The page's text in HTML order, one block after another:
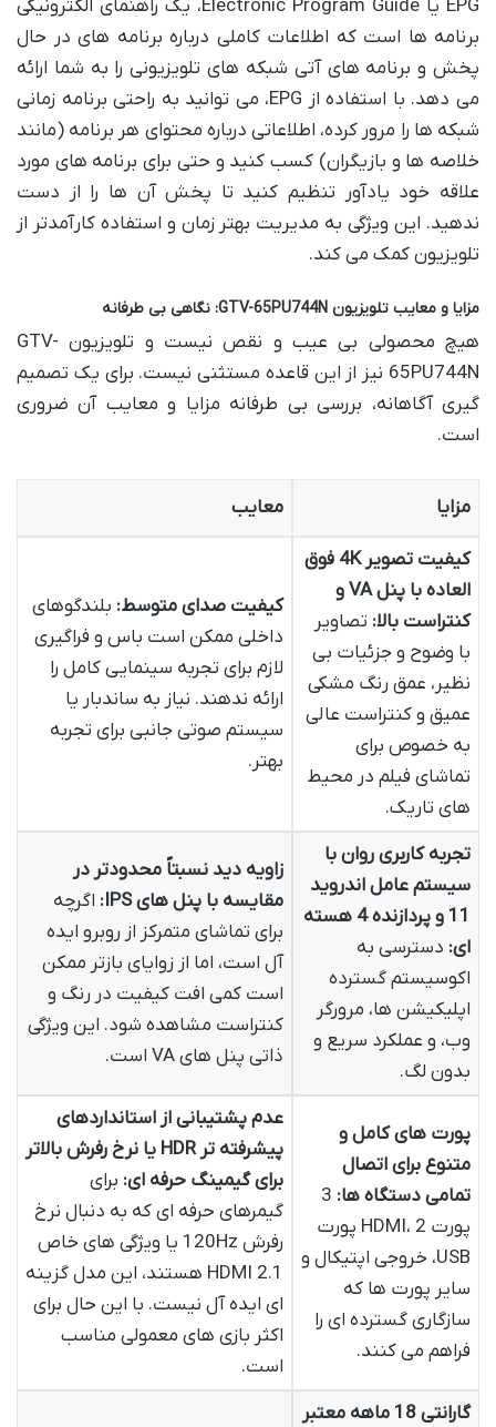
EPG یا Electronic Program Guide، یک راهنمای الکترونیکی
برنامه ها است که اطلاعات کاملی درباره برنامه های در حال
پخش و برنامه های آتی شبکه های تلویزیونی را به شما ارائه
می دهد. با استفاده از EPG، می توانید به راحتی برنامه زمانی
شبکه ها را مرور کرده، اطلاعاتی درباره محتوای هر برنامه (مانند
خلاصه ها و بازیگران) کسب کنید و حتی برای برنامه های مورد
علاقه خود یادآور تنظیم کنید تا پخش آن ها را از دست
ندهید. این ویژگی به مدیریت بهتر زمان و استفاده کارآمدتر از
تلویزیون کمک می کند.
مزایا و معایب تلویزیون GTV-65PU744N: نگاهی بی طرفانه
هیچ محصولی بی عیب و نقص نیست و تلویزیون GTV-
65PU744N نیز از این قاعده مستثنی نیست. برای یک تصمیم
گیری آگاهانه، بررسی بی طرفانه مزایا و معایب آن ضروری
است.
مزایا معایب
کیفیت تصویر 4K فوق
العاده با پنل VA و
کنتراست بالا: تصاویر
با وضوح و جزئیات بی
نظیر، عمق رنگ مشکی
عمیق و کنتراست عالی
به خصوص برای
تماشای فیلم در محیط
های تاریک.
کیفیت صدای متوسط: بلندگوهای
داخلی ممکن است باس و فراگیری
لازم برای تجربه سینمایی کامل را
ارائه ندهند. نیاز به ساندبار یا
سیستم صوتی جانبی برای تجربه
بهتر.
تجربه کاربری روان با
سیستم عامل اندروید
11 و پردازنده 4 هسته
ای: دسترسی به
اکوسیستم گسترده
اپلیکیشن ها، مرورگر
وب، و عملکرد سریع و
بدون لگ.
زاویه دید نسبتاً محدودتر در
مقایسه با پنل های IPS:
اگرچه
برای تماشای متمرکز از روبرو ایده
آل است، اما از زوایای بازتر ممکن
است کمی افت کیفیت در رنگ و
کنتراست مشاهده شود. این ویژگی
ذاتی پنل های VA است.
پورت های کامل و
متنوع برای اتصال
تمامی دستگاه ها: 3
پورت HDMI، 2 پورت
USB، خروجی اپتیکال و
سایر پورت ها که
سازگاری گسترده ای را
فراهم می کنند.
عدم پشتیبانی از استانداردهای
پیشرفته تر HDR یا نرخ رفرش بالاتر
برای گیمینگ حرفه ای: برای
گیمرهای حرفه ای که به دنبال نرخ
رفرش 120Hz یا ویژگی های خاص
HDMI 2.1 هستند، این مدل گزینه
ای ایده آل نیست. با این حال برای
اکثر بازی های معمولی مناسب
است.
گارانتی 18 ماهه معتبر